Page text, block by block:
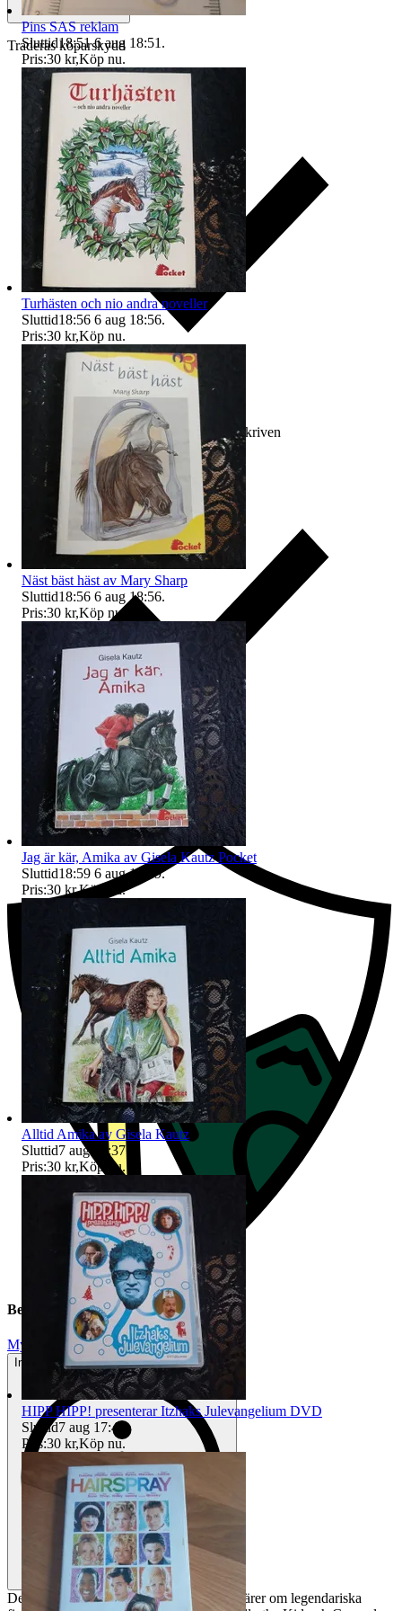
Traderas köparskydd
Ersättning om varan inte är som beskriven
Ersättning om du inte får din vara
Beskrivning
Mycket gott skick
Inga eller minimala tecken på användning
Denna DVD-box innehåller tre dokumentärer om legendariska
Pins SAS reklam
Sluttid18:51 6 aug 18:51 .
Pris:30 kr,Köp nu.
Turhästen och nio andra noveller
Sluttid18:56 6 aug 18:56.
Pris:30 kr,Köp nu.
Näst bäst häst av Mary Sharp
Sluttid18:56 6 aug 18:56.
Pris:30 kr,Köp nu.
Jag är kär, Amika av Gisela Kautz Pocket
Sluttid18:59 6 aug 18:59.
Pris:30 kr,Köp nu.
Alltid Amika av Gisela Kautz
Sluttid7 aug 17:37.
Pris:30 kr,Köp nu.
HIPP HIPP! presenterar Itzhaks Julevangelium DVD
Sluttid7 aug 17:40 .
Pris:30 kr,Köp nu.